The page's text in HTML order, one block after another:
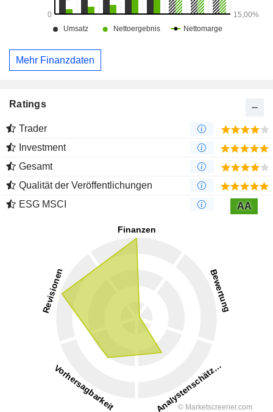
Mehr Finanzdaten
Ratings
Trader
Investment
Gesamt
Qualität der Veröffentlichungen
ESG MSCI
AA